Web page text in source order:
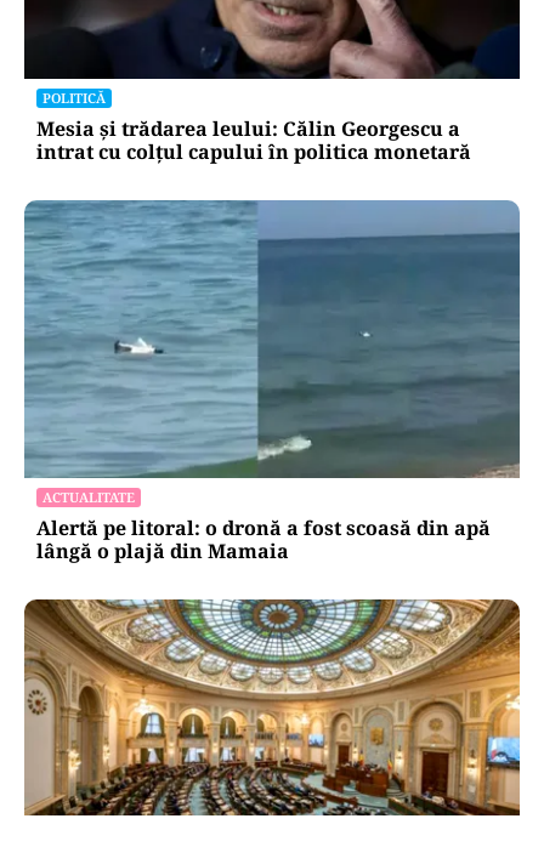
POLITICĂ
Mesia și trădarea leului: Călin Georgescu a
intrat cu colțul capului în politica monetară
ACTUALITATE
Alertă pe litoral: o dronă a fost scoasă din apă
lângă o plajă din Mamaia